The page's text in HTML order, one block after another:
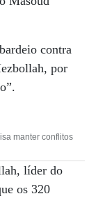
contra
por
manter conflitos
líder do
os 320